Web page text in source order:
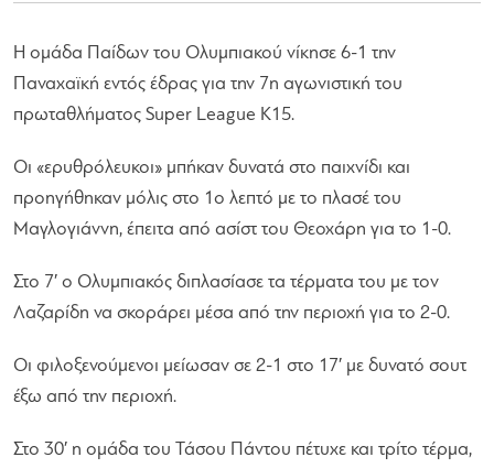
Η ομάδα Παίδων του Ολυμπιακού νίκησε 6-1 την
Παναχαϊκή εντός έδρας για την 7η αγωνιστική του
πρωταθλήματος Super League Κ15.
Οι «ερυθρόλευκοι» μπήκαν δυνατά στο παιχνίδι και
προηγήθηκαν μόλις στο 1ο λεπτό με το πλασέ του
Μαγλογιάννη, έπειτα από ασίστ του Θεοχάρη για το 1-0.
Στο 7′ ο Ολυμπιακός διπλασίασε τα τέρματα του με τον
Λαζαρίδη να σκοράρει μέσα από την περιοχή για το 2-0.
Οι φιλοξενούμενοι μείωσαν σε 2-1 στο 17′ με δυνατό σουτ
έξω από την περιοχή.
Στο 30′ η ομάδα του Τάσου Πάντου πέτυχε και τρίτο τέρμα,